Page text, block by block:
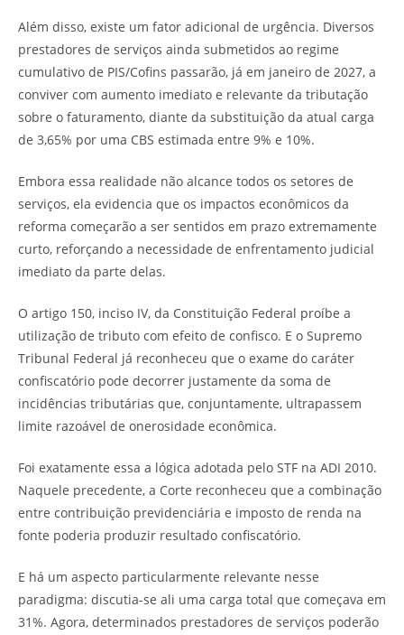
Além disso, existe um fator adicional de urgência. Diversos
prestadores de serviços ainda submetidos ao regime
cumulativo de PIS/Cofins passarão, já em janeiro de 2027, a
conviver com aumento imediato e relevante da tributação
sobre o faturamento, diante da substituição da atual carga
de 3,65% por uma CBS estimada entre 9% e 10%.
Embora essa realidade não alcance todos os setores de
serviços, ela evidencia que os impactos econômicos da
reforma começarão a ser sentidos em prazo extremamente
curto, reforçando a necessidade de enfrentamento judicial
imediato da parte delas.
O artigo 150, inciso IV, da Constituição Federal proíbe a
utilização de tributo com efeito de confisco. E o Supremo
Tribunal Federal já reconheceu que o exame do caráter
confiscatório pode decorrer justamente da soma de
incidências tributárias que, conjuntamente, ultrapassem
limite razoável de onerosidade econômica.
Foi exatamente essa a lógica adotada pelo STF na ADI 2010.
Naquele precedente, a Corte reconheceu que a combinação
entre contribuição previdenciária e imposto de renda na
fonte poderia produzir resultado confiscatório.
E há um aspecto particularmente relevante nesse
paradigma: discutia-se ali uma carga total que começava em
31%. Agora, determinados prestadores de serviços poderão